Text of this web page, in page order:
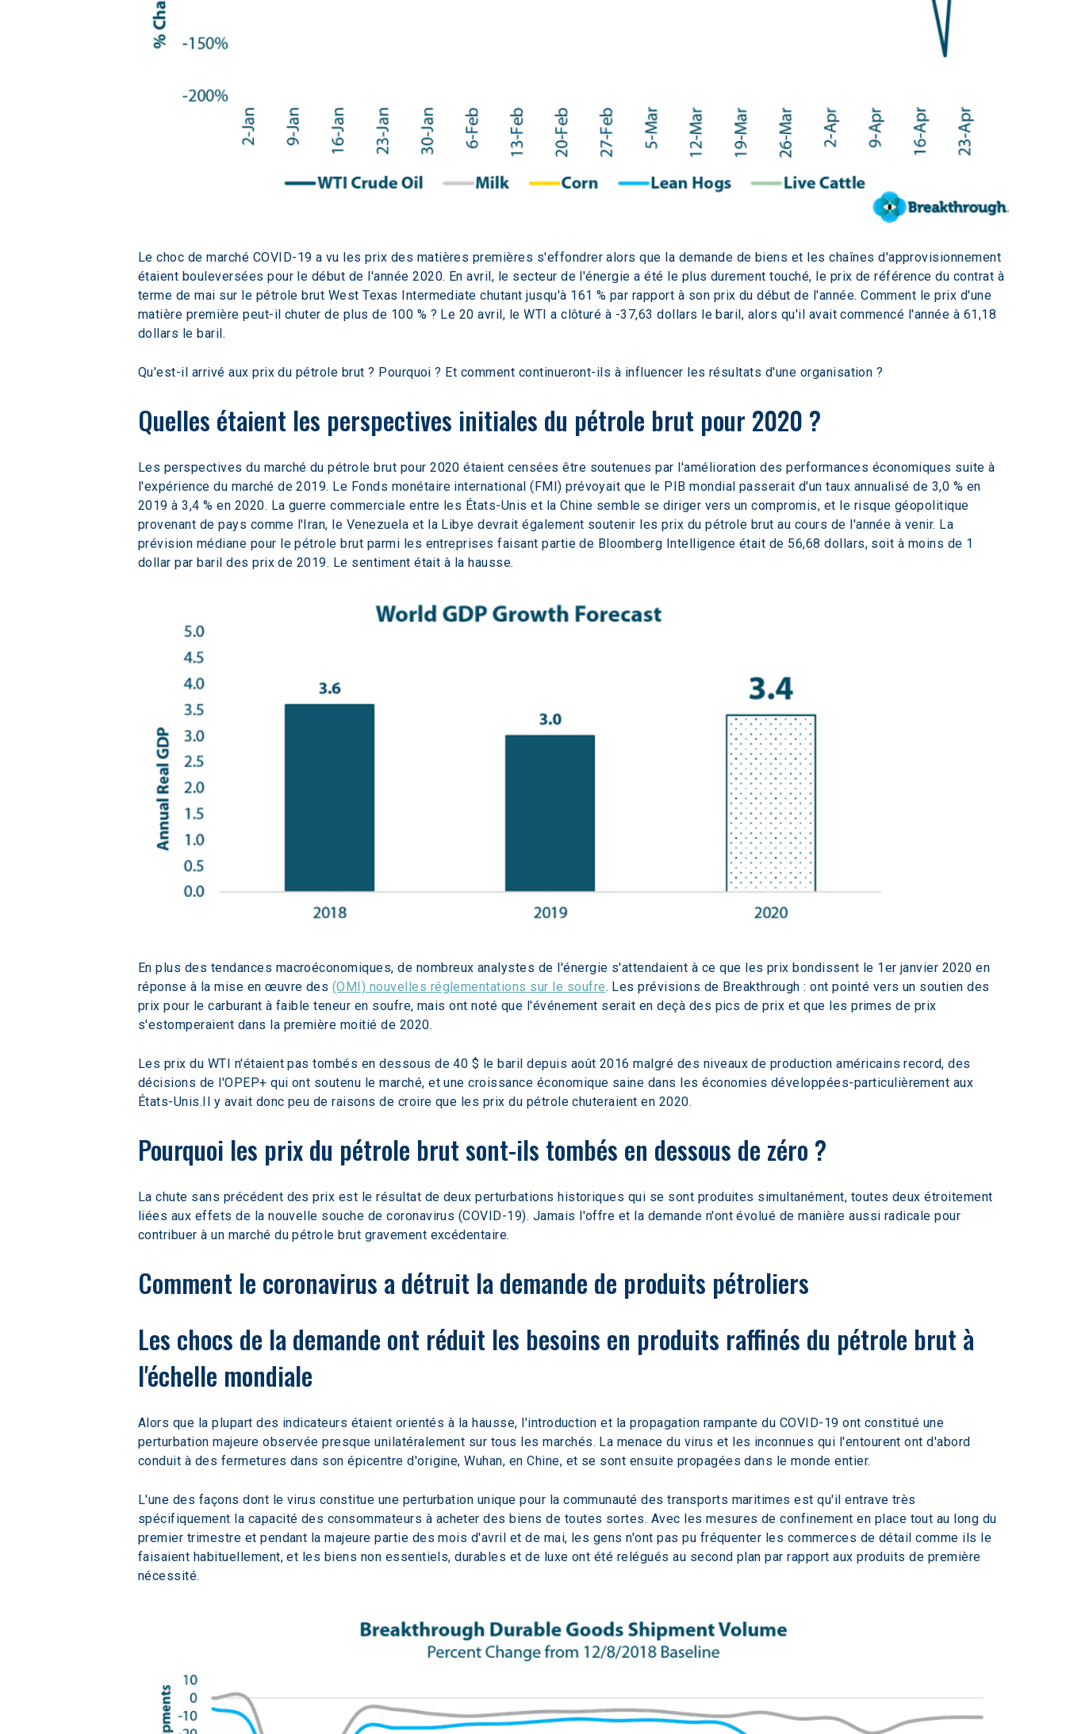
Le choc de marché COVID-19 a vu les prix des matières premières s'effondrer alors que la demande de biens et les chaînes d'approvisionnement
étaient bouleversées pour le début de l'année 2020. En avril, le secteur de l'énergie a été le plus durement touché, le prix de référence du contrat à
terme de mai sur le pétrole brut West Texas Intermediate chutant jusqu'à 161 % par rapport à son prix du début de l'année. Comment le prix d'une
matière première peut-il chuter de plus de 100 % ? Le 20 avril, le WTI a clôturé à -37,63 dollars le baril, alors qu'il avait commencé l'année à 61,18
dollars le baril.
Qu'est-il arrivé aux prix du pétrole brut ? Pourquoi ? Et comment continueront-ils à influencer les résultats d'une organisation ?
Quelles étaient les perspectives initiales du pétrole brut pour 2020 ?
Les perspectives du marché du pétrole brut pour 2020 étaient censées être soutenues par l'amélioration des performances économiques suite à
l'expérience du marché de 2019. Le Fonds monétaire international (FMI) prévoyait que le PIB mondial passerait d'un taux annualisé de 3,0 % en
2019 à 3,4 % en 2020. La guerre commerciale entre les États-Unis et la Chine semble se diriger vers un compromis, et le risque géopolitique
provenant de pays comme l'Iran, le Venezuela et la Libye devrait également soutenir les prix du pétrole brut au cours de l'année à venir. La
prévision médiane pour le pétrole brut parmi les entreprises faisant partie de Bloomberg Intelligence était de 56,68 dollars, soit à moins de 1
dollar par baril des prix de 2019. Le sentiment était à la hausse.
En plus des tendances macroéconomiques, de nombreux analystes de l'énergie s'attendaient à ce que les prix bondissent le 1er janvier 2020 en
réponse à la mise en œuvre des (OMI) nouvelles réglementations sur le soufre. Les prévisions de Breakthrough : ont pointé vers un soutien des
prix pour le carburant à faible teneur en soufre, mais ont noté que l'événement serait en deçà des pics de prix et que les primes de prix
s'estomperaient dans la première moitié de 2020.
Les prix du WTI n'étaient pas tombés en dessous de 40 $ le baril depuis août 2016 malgré des niveaux de production américains record, des
décisions de l'OPEP+ qui ont soutenu le marché, et une croissance économique saine dans les économies développées-particulièrement aux
États-Unis.Il y avait donc peu de raisons de croire que les prix du pétrole chuteraient en 2020.
Pourquoi les prix du pétrole brut sont-ils tombés en dessous de zéro ?
La chute sans précédent des prix est le résultat de deux perturbations historiques qui se sont produites simultanément, toutes deux étroitement
liées aux effets de la nouvelle souche de coronavirus (COVID-19). Jamais l'offre et la demande n'ont évolué de manière aussi radicale pour
contribuer à un marché du pétrole brut gravement excédentaire.
Comment le coronavirus a détruit la demande de produits pétroliers
Les chocs de la demande ont réduit les besoins en produits raffinés du pétrole brut à
l'échelle mondiale
Alors que la plupart des indicateurs étaient orientés à la hausse, l'introduction et la propagation rampante du COVID-19 ont constitué une
perturbation majeure observée presque unilatéralement sur tous les marchés. La menace du virus et les inconnues qui l'entourent ont d'abord
conduit à des fermetures dans son épicentre d'origine, Wuhan, en Chine, et se sont ensuite propagées dans le monde entier.
L'une des façons dont le virus constitue une perturbation unique pour la communauté des transports maritimes est qu'il entrave très
spécifiquement la capacité des consommateurs à acheter des biens de toutes sortes. Avec les mesures de confinement en place tout au long du
premier trimestre et pendant la majeure partie des mois d'avril et de mai, les gens n'ont pas pu fréquenter les commerces de détail comme ils le
faisaient habituellement, et les biens non essentiels, durables et de luxe ont été relégués au second plan par rapport aux produits de première
nécessité.